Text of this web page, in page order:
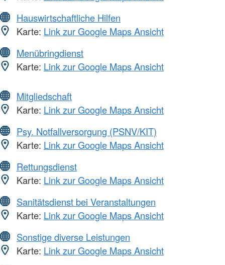
Hauswirtschaftliche Hilfen
Karte: Link zur Google Maps Ansicht
Menübringdienst
Karte: Link zur Google Maps Ansicht
Mitgliedschaft
Karte: Link zur Google Maps Ansicht
Psy. Notfallversorgung (PSNV/KIT)
Karte: Link zur Google Maps Ansicht
Rettungsdienst
Karte: Link zur Google Maps Ansicht
Sanitätsdienst bei Veranstaltungen
Karte: Link zur Google Maps Ansicht
Sonstige diverse Leistungen
Karte: Link zur Google Maps Ansicht